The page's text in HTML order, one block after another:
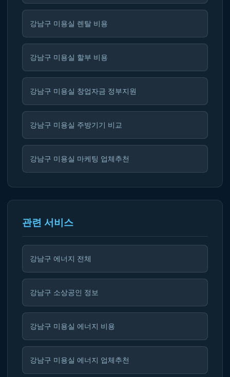
강남구 미용실 렌탈 비용
강남구 미용실 할부 비용
강남구 미용실 창업자금 정부지원
강남구 미용실 주방기기 비교
강남구 미용실 마케팅 업체추천
관련 서비스
강남구 에너지 전체
강남구 소상공인 정보
강남구 미용실 에너지 비용
강남구 미용실 에너지 업체추천